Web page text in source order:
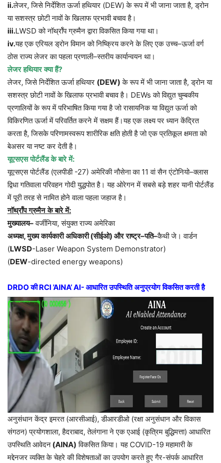
ii.लेजर,जिसे निर्देशित ऊर्जा हथियार (DEW)के रूप में भी जाना जाता है,ड्रोन
या सशस्त्र छोटी नावों के खिलाफ प्रभावी बचाव है।
iii.LWSDको नॉर्थ्रॉप ग्रुमैन द्वारा विकसित किया गया था।
iv.यह एक एरियल ड्रोन विमान को निष्क्रिय करने के लिए एक उच्च–ऊर्जा वर्ग
ठोस राज्य लेजर का पहला प्रणाली–स्तरीय कार्यान्वयन था।
लेजर हथियार क्या हैं?
लेजर,जिसे निर्देशित ऊर्जा हथियार (DEW) के रूप में भी जाना जाता है,ड्रोन या
सशस्त्र छोटी नावों के खिलाफ प्रभावी बचाव है। DEWsको विद्युत चुम्बकीय
प्रणालियों के रूप में परिभाषित किया गया है जो रासायनिक या विद्युत ऊर्जा को
विकिरणित ऊर्जा में परिवर्तित करने में सक्षम हैं।यह एक लक्ष्य पर ध्यान केंद्रित
करता है,जिसके परिणामस्वरूप शारीरिक क्षति होती है जो एक प्रतिकूल क्षमता को
बेअसर या नष्ट कर देती है।
यूएसएस पोर्टलैंड के बारे में:
यूएसएस पोर्टलैंड(एलपीडी-27) अमेरिकी नौसेना का11वां सैन एंटोनियो–क्लास
द्विधा गतिवाला परिवहन गोदी युद्धपोत है। यह ओरेगन में सबसे बड़े शहर यानी पोर्टलैंड
में पूरी तरह से नामित होने वाला पहला जहाज है।
नॉर्थ्रॉप ग्रुमैन के बारे में:
मुख्यालय– वर्जीनिया,संयुक्त राज्य अमेरिका
अध्यक्ष,मुख्य कार्यकारी अधिकारी(सीईओ) और राष्ट्र–पति–कैथी जे। वार्डन
(LWSD-Laser Weapon System Demonstrator)
(DEW-directed energy weapons)
DRDOकीRCI ’AINA’ AI- आधारित उपस्थिति अनुप्रयोग विकसित करती है
अनुसंधान केंद्र इमरत (आरसीआई), डीआरडीओ (रक्षा अनुसंधान और विकास
संगठन) प्रयोगशाला, हैदराबाद, तेलंगाना ने एक एआई (कृत्रिम बुद्धिमत्ता) आधारित
उपस्थिति आवेदन (AINA) विकसित किया। यह COVID-19 महामारी के
मद्देनजर व्यक्ति के चेहरे की विशेषताओं का उपयोग करते हुए गैर-संपर्क आधारित